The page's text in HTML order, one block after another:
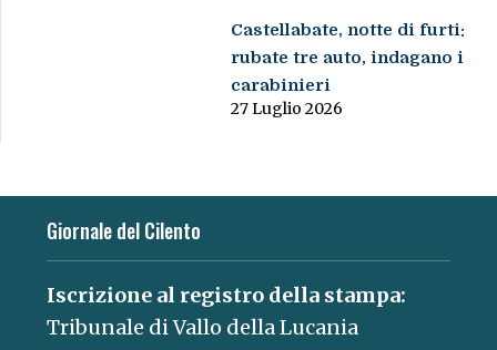
Castellabate, notte di furti:
rubate tre auto, indagano i
carabinieri
27 Luglio 2026
Giornale del Cilento
Iscrizione al registro della stampa:
Tribunale di Vallo della Lucania